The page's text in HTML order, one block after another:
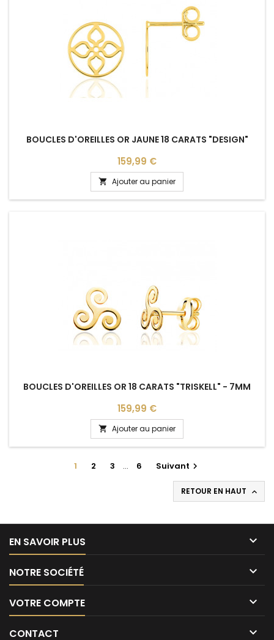
BOUCLES D'OREILLES OR JAUNE 18 CARATS "DESIGN"
Prix
159,99 €
 Ajouter au panier
BOUCLES D'OREILLES OR 18 CARATS "TRISKELL" - 7MM
Prix
159,99 €
 Ajouter au panier
1 2 3 … 6 Suivant 
RETOUR EN HAUT 
EN SAVOIR PLUS 
NOTRE SOCIÉTÉ 
VOTRE COMPTE 
CONTACT 